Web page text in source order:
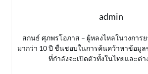
admin
สกนธ์ ศุภพรโอภาส – ผู้หลงไหลในวงการ
มากว่า 10 ปี ชื่นชอบในการค้นคว้าหาข้อมู
ที่กำลังจะเปิดตัวทั้งในไทยและต่า